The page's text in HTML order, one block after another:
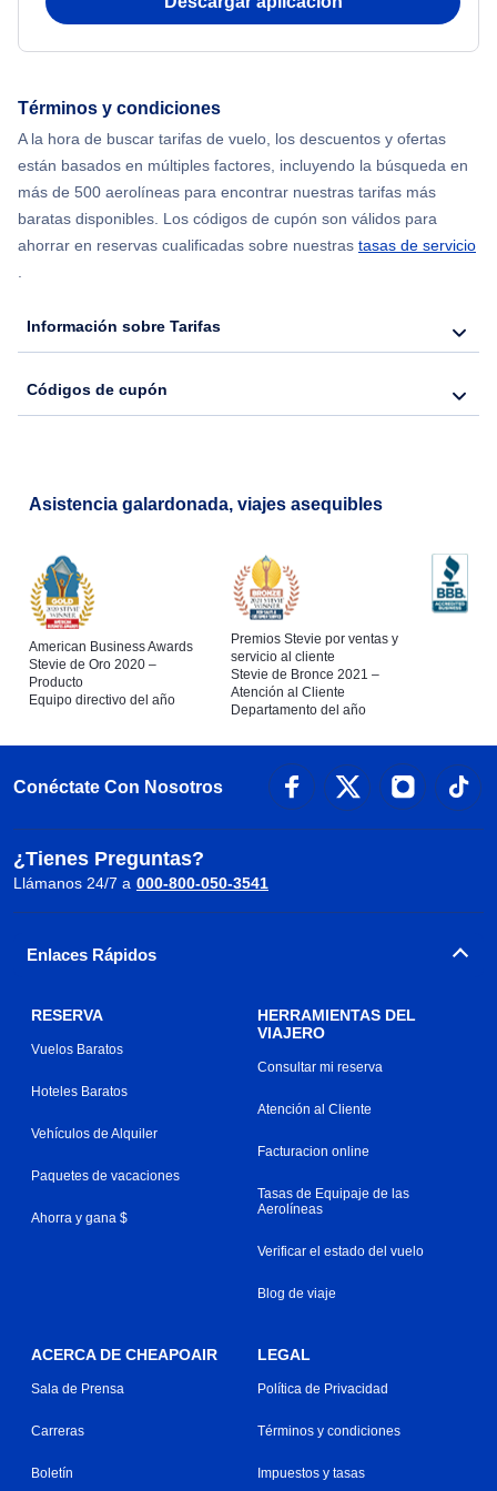
Flights from Nueva York to Hong Kong
Flights from Nueva York to Lisboa
Términos y condiciones
A la hora de buscar tarifas de vuelo, los descuentos y ofertas
están basados en múltiples factores, incluyendo la búsqueda en
más de 500 aerolíneas para encontrar nuestras tarifas más
baratas disponibles. Los códigos de cupón son válidos para
ahorrar en reservas cualificadas sobre nuestras tasas de servicio
.
Información sobre Tarifas
Códigos de cupón
Asistencia galardonada, viajes asequibles
American Business Awards
Stevie de Oro 2020 –
Producto
Equipo directivo del año
Premios Stevie por ventas y
servicio al cliente
Stevie de Bronce 2021 –
Atención al Cliente
Departamento del año
Conéctate Con Nosotros
¿Tienes Preguntas?
Llámanos 24/7 a 000-800-050-3541
Enlaces Rápidos
RESERVA
Vuelos Baratos
Hoteles Baratos
Vehículos de Alquiler
Paquetes de vacaciones
Ahorra y gana $
HERRAMIENTAS DEL
VIAJERO
Consultar mi reserva
Atención al Cliente
Facturacion online
Tasas de Equipaje de las
Aerolíneas
Verificar el estado del vuelo
Blog de viaje
ACERCA DE CHEAPOAIR
Sala de Prensa
Carreras
Boletín
LEGAL
Política de Privacidad
Términos y condiciones
Impuestos y tasas